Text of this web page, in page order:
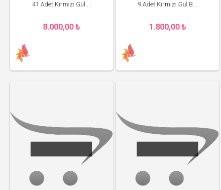
41 Adet Kırmızı Gül ...
8.000,00 ₺
9 Adet Kırmızı Gül B...
1.800,00 ₺